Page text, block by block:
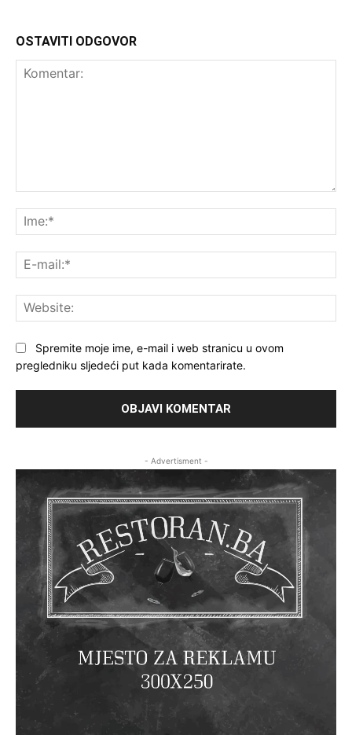
OSTAVITI ODGOVOR
Spremite moje ime, e-mail i web stranicu u ovom
pregledniku sljedeći put kada komentarirate.
- Advertisment -